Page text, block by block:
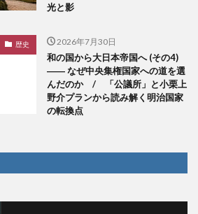
光と影
歴史 2026年7月30日
和の国から大日本帝国へ (その4)
―― なぜ中央集権国家への道を選
んだのか / 「公議所」と小栗上
野介プランから読み解く明治国家
の転換点